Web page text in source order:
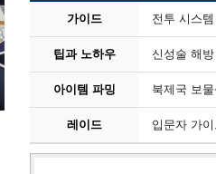
가이드 전투 시스템
팁과 노하우 신성술 해방
아이템 파밍 북제국 보
레이드 입문자 가